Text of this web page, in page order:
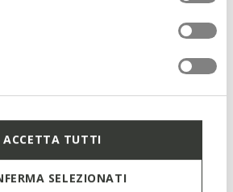
ACCETTA TUTTI
SELEZIONATI
SANDAL LIGHTFLOPPY MENINA
Price reduced from
to